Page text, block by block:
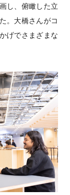
し、俯瞰した立
。大橋さんがコ
げでさまざまな